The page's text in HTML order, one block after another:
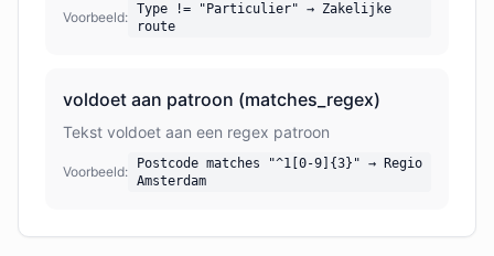
Voorbeeld: Type != "Particulier" → Zakelijke
route
voldoet aan patroon (matches_regex)
Tekst voldoet aan een regex patroon
Voorbeeld:
Postcode matches "^1[0-9]{3}" → Regio
Amsterdam